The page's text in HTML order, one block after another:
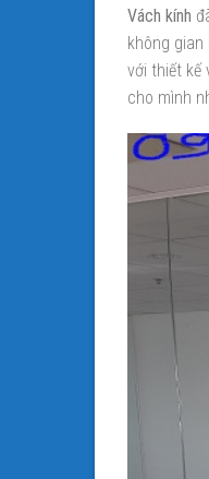
Vách kính
không
với thiết kế
cho mình